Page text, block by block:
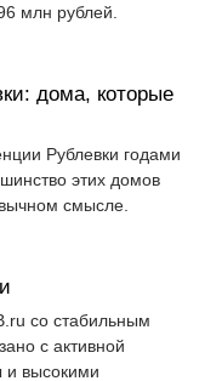
млн рублей.
дома, которые
Рублевки годами
этих домов
смысле.
со стабильным
с активной
и высокими